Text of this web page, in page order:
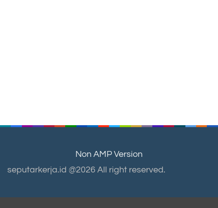
Non AMP Version
seputarkerja.id @2026 All right reserved.